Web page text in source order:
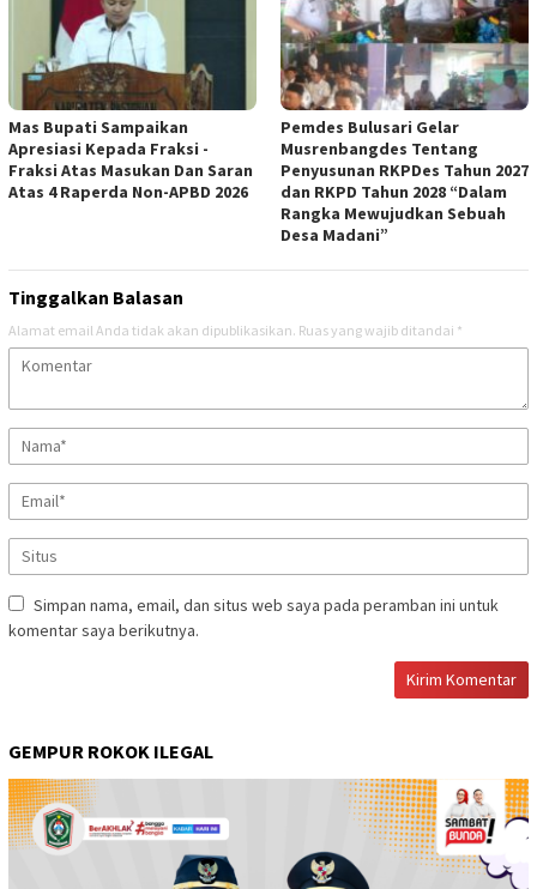
Mas Bupati Sampaikan
Apresiasi Kepada Fraksi -
Fraksi Atas Masukan Dan Saran
Atas 4 Raperda Non-APBD 2026
Pemdes Bulusari Gelar
Musrenbangdes Tentang
Penyusunan RKPDes Tahun 2027
dan RKPD Tahun 2028 “Dalam
Rangka Mewujudkan Sebuah
Desa Madani”
Tinggalkan Balasan
Alamat email Anda tidak akan dipublikasikan. Ruas yang wajib ditandai *
Simpan nama, email, dan situs web saya pada peramban ini untuk
komentar saya berikutnya.
GEMPUR ROKOK ILEGAL